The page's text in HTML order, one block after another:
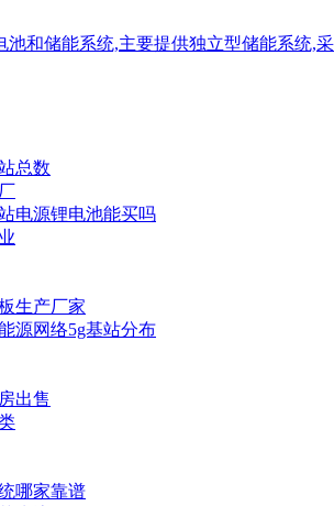
池和储能系统,主要提供独立型储能系统,
总数
电源锂电池能买吗
生产厂家
源网络5g基站分布
出售
哪家靠谱